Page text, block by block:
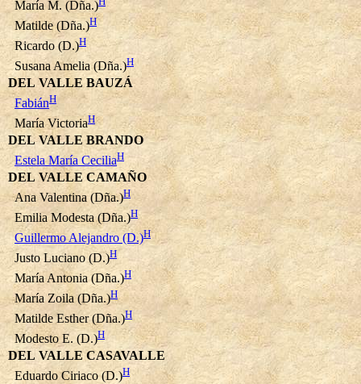
María M. (Dña.)
Matilde (Dña.)H
Ricardo (D.)H
Susana Amelia (Dña.)H
DEL VALLE BAUZÁ
FabiánH
María VictoriaH
DEL VALLE BRANDO
Estela María CeciliaH
DEL VALLE CAMAÑO
Ana Valentina (Dña.)H
Emilia Modesta (Dña.)H
Guillermo Alejandro (D.)H
Justo Luciano (D.)H
María Antonia (Dña.)H
María Zoila (Dña.)H
Matilde Esther (Dña.)H
Modesto E. (D.)H
DEL VALLE CASAVALLE
Eduardo Ciriaco (D.)H